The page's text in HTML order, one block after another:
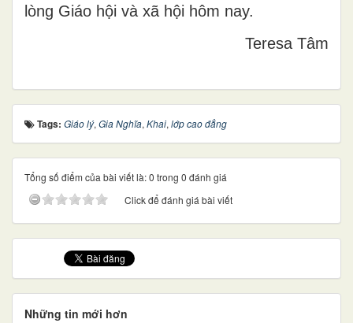
lòng Giáo hội và xã hội hôm nay.
Teresa Tâm
Tags: Giáo lý, Gia Nghĩa, Khai, lớp cao đẳng
Tổng số điểm của bài viết là: 0 trong 0 đánh giá
Click để đánh giá bài viết
Những tin mới hơn